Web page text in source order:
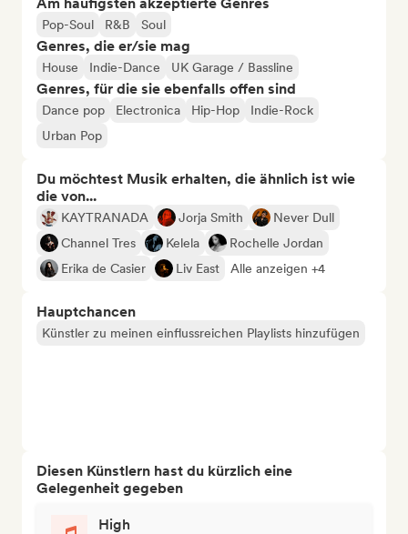
Pop-Soul R&B Soul
Genres, die er/sie mag
House Indie-Dance UK Garage / Bassline
Genres, für die sie ebenfalls offen sind
Dance pop Electronica Hip-Hop
Indie-Rock
Urban Pop
Du möchtest Musik erhalten, die ähnlich ist wie
die von...
KAYTRANADA Jorja Smith
Never Dull
Channel Tres
Kelela
Rochelle Jordan
Erika de Casier
Liv East Alle anzeigen +4
Hauptchancen
Künstler zu meinen einflussreichen Playlists hinzufügen
Diesen Künstlern hast du kürzlich eine
Gelegenheit gegeben
High